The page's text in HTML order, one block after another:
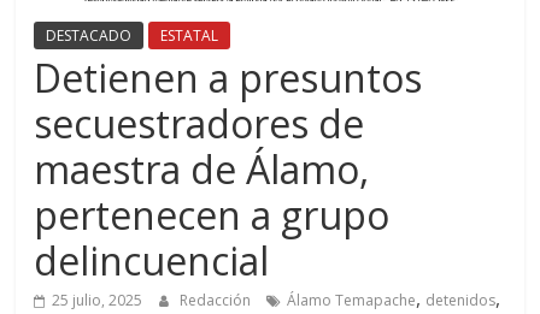
DESTACADO ESTATAL
Detienen a presuntos
secuestradores de
maestra de Álamo,
pertenecen a grupo
delincuencial
25 julio, 2025 Redacción Álamo Temapache, detenidos,